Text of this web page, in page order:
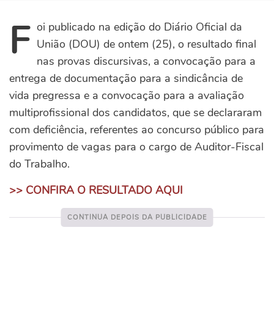
Foi publicado na edição do Diário Oficial da
União (DOU) de ontem (25), o resultado final
nas provas discursivas, a convocação para a
entrega de documentação para a sindicância de
vida pregressa e a convocação para a avaliação
multiprofissional dos candidatos, que se declararam
com deficiência, referentes ao concurso público para
provimento de vagas para o cargo de Auditor-Fiscal
do Trabalho.
>> CONFIRA O RESULTADO AQUI